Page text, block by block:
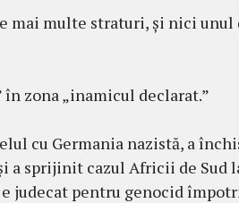
mai multe straturi, și nici
zona „inamicul declarat.”
cu Germania nazistă, a
a sprijinit cazul Africii de Sud
judecat pentru genocid